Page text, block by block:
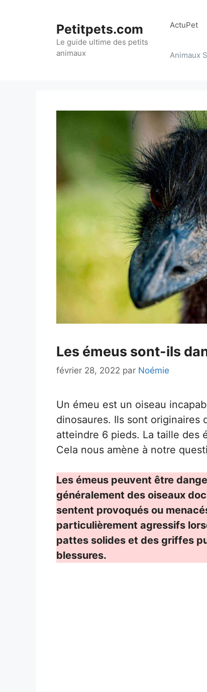
Petitpets.com
Le guide ultime des petits
animaux
ActuPet
Animaux
Les émeus sont-ils
février 28, 2022 par Noémie
Un émeu est un oiseau
dinosaures. Ils sont originaires
atteindre 6 pieds. La taille des
Cela nous amène à notre
Les émeus peuvent être
généralement des oiseaux
sentent provoqués ou
particulièrement agressifs
pattes solides et des griffes
blessures.